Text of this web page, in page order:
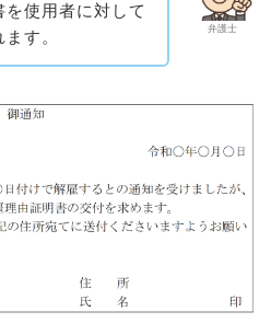
弁護士
使用者に対して
す。